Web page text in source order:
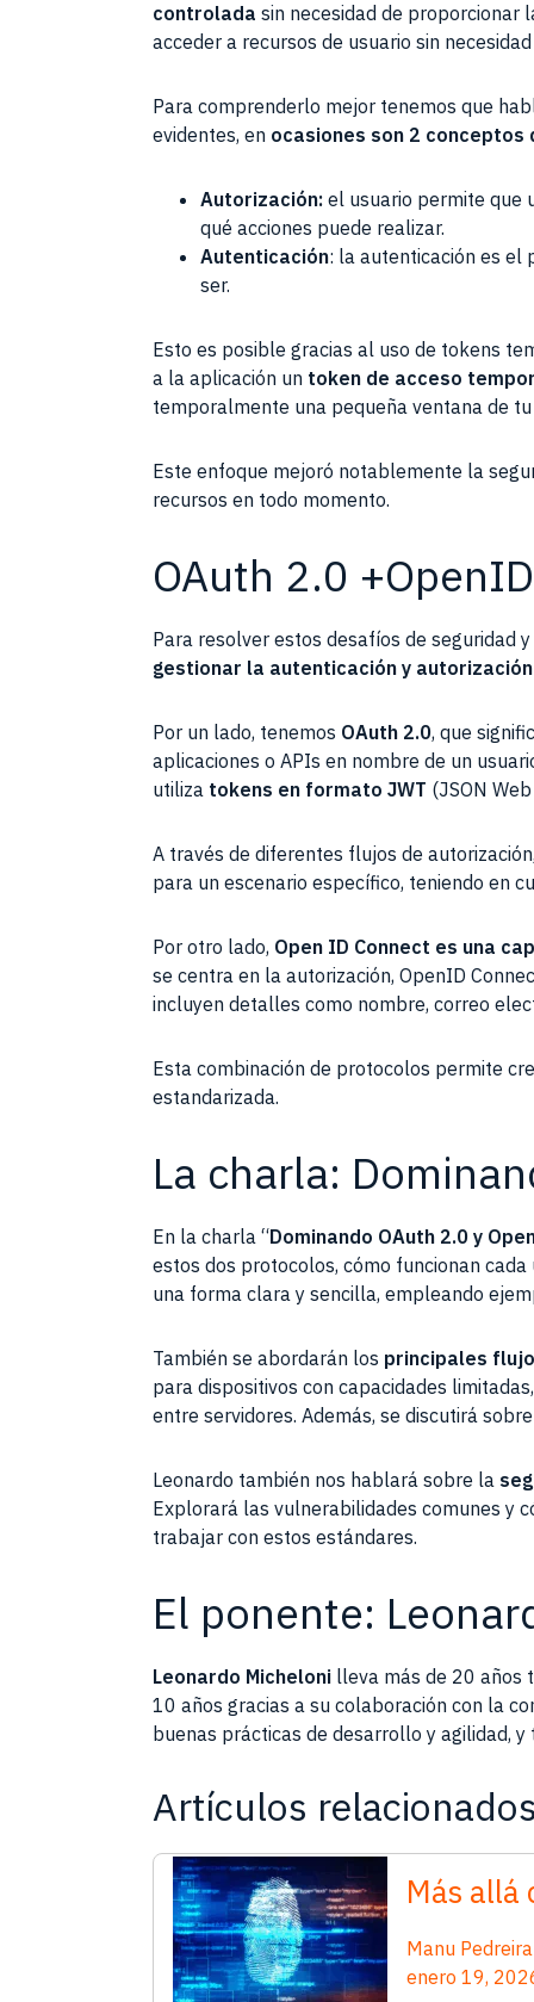
controlada sin necesidad de proporcionar
acceder a recursos de usuario sin
Para comprenderlo mejor tenemos que
evidentes, en ocasiones son 2
Autorización: el usuario permite que
qué acciones puede realizar.
Autenticación: la autenticación es el
ser.
Esto es posible gracias al uso de tokens
a la aplicación un token de acceso
temporalmente una pequeña ventana de
Este enfoque mejoró notablemente la
recursos en todo momento.
OAuth 2.0
Para resolver estos desafíos de seguridad
gestionar la autenticación y
Por un lado, tenemos OAuth 2.0, que
aplicaciones o APIs en nombre de un
utiliza tokens en formato JWT (JSON
A través de diferentes flujos de
para un escenario específico, teniendo en
Por otro lado, Open ID Connect es una
se centra en la autorización, OpenID
incluyen detalles como nombre, correo
Esta combinación de protocolos permite
estandarizada.
La charla:
En la charla “Dominando OAuth 2.0 y
estos dos protocolos, cómo funcionan
una forma clara y sencilla, empleando
También se abordarán los principales
para dispositivos con capacidades
entre servidores. Además, se discutirá
Leonardo también nos hablará sobre la
Explorará las vulnerabilidades comunes y
trabajar con estos estándares.
El ponente:
Leonardo Micheloni lleva más de 20 años
10 años gracias a su colaboración con la
buenas prácticas de desarrollo y agilidad,
Artículos
Más allá
Manu Pedreira
enero 19,